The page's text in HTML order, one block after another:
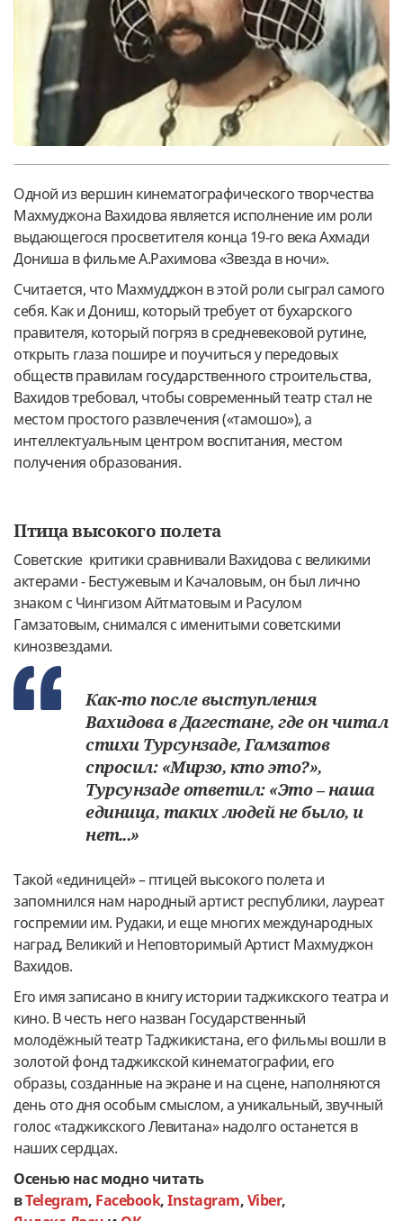
Одной из вершин кинематографического творчества
Махмуджона Вахидова является исполнение им роли
выдающегося просветителя конца 19-го века Ахмади
Дониша в фильме А.Рахимова «Звезда в ночи».
Считается, что Махмудджон в этой роли сыграл самого
себя. Как и Дониш, который требует от бухарского
правителя, который погряз в средневековой рутине,
открыть глаза пошире и поучиться у передовых
обществ правилам государственного строительства,
Вахидов требовал, чтобы современный театр стал не
местом простого развлечения («тамошо»), а
интеллектуальным центром воспитания, местом
получения образования.
Птица высокого полета
Советские критики сравнивали Вахидова с великими
актерами - Бестужевым и Качаловым, он был лично
знаком с Чингизом Айтматовым и Расулом
Гамзатовым, снимался с именитыми советскими
кинозвездами.
Как-то после выступления
Вахидова в Дагестане, где он читал
стихи Турсунзаде, Гамзатов
спросил: «Мирзо, кто это?»,
Турсунзаде ответил: «Это – наша
единица, таких людей не было, и
нет...»
Такой «единицей» – птицей высокого полета и
запомнился нам народный артист республики, лауреат
госпремии им. Рудаки, и еще многих международных
наград, Великий и Неповторимый Артист Махмуджон
Вахидов.
Его имя записано в книгу истории таджикского театра и
кино. В честь него назван Государственный
молодёжный театр Таджикистана, его фильмы вошли в
золотой фонд таджикской кинематографии, его
образы, созданные на экране и на сцене, наполняются
день ото дня особым смыслом, а уникальный, звучный
голос «таджикского Левитана» надолго останется в
наших сердцах.
Осенью нас модно читать
вTelegram, Facebook,Instagram,Viber,